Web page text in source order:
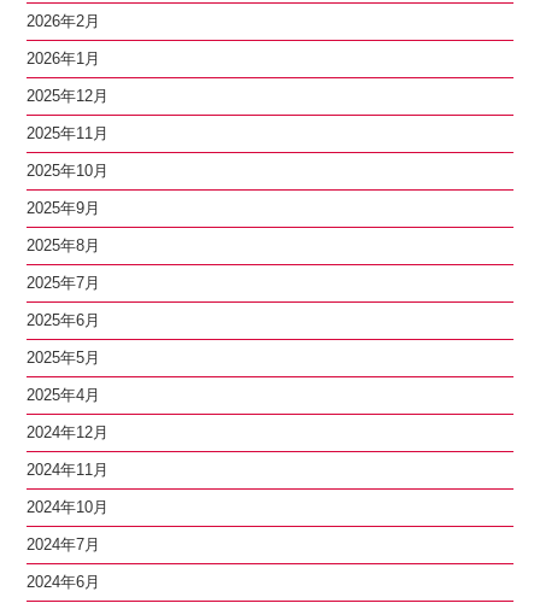
2026年2月
2026年1月
2025年12月
2025年11月
2025年10月
2025年9月
2025年8月
2025年7月
2025年6月
2025年5月
2025年4月
2024年12月
2024年11月
2024年10月
2024年7月
2024年6月